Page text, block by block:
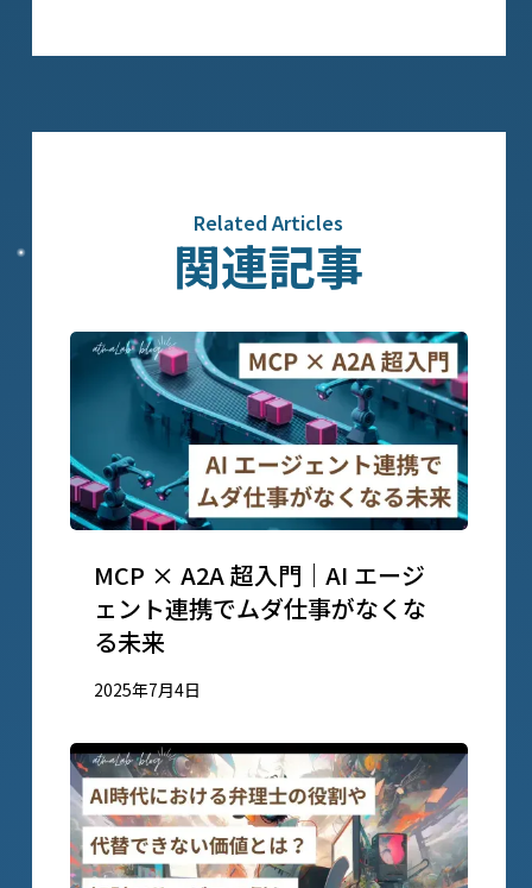
Related Articles
関連記事
MCP × A2A 超入門｜AI エージ
ェント連携でムダ仕事がなくな
る未来
2025年7月4日